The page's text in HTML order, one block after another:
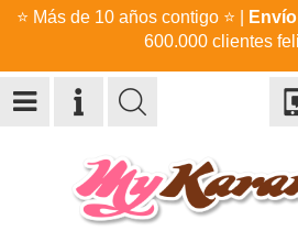
⭐ Más de 10 años contigo ⭐
600.000 clientes